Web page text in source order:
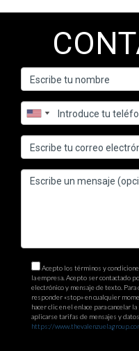
Acepto los términos y
la empresa. Acepto ser contactado
electrónico y mensaje de texto.
responder «stop» en cualquier
hacer clic en el enlace para cancelar
aplicarse tarifas de mensajes y
https://